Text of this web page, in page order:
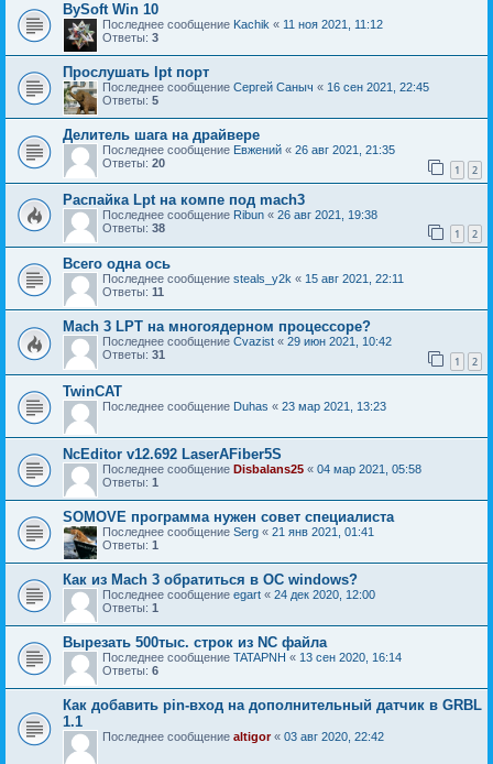
BySoft Win 10
Последнее сообщение Kachik « 11 ноя 2021, 11:12
Ответы: 3
Прослушать lpt порт
Последнее сообщение Сергей Саныч « 16 сен 2021, 22:45
Ответы: 5
Делитель шага на драйвере
Последнее сообщение Евжений « 26 авг 2021, 21:35
Ответы: 20 1 2
Распайка Lpt на компе под mach3
Последнее сообщение Ribun « 26 авг 2021, 19:38
Ответы: 38 1 2
Всего одна ось
Последнее сообщение steals_y2k « 15 авг 2021, 22:11
Ответы: 11
Mach 3 LPT на многоядерном процессоре?
Последнее сообщение Cvazist « 29 июн 2021, 10:42
Ответы: 31 1 2
TwinCAT
Последнее сообщение Duhas « 23 мар 2021, 13:23
NcEditor v12.692 LaserAFiber5S
Последнее сообщение Disbalans25 « 04 мар 2021, 05:58
Ответы: 1
SOMOVE программа нужен совет специалиста
Последнее сообщение Serg « 21 янв 2021, 01:41
Ответы: 1
Как из Mach 3 обратиться в ОС windows?
Последнее сообщение egart « 24 дек 2020, 12:00
Ответы: 1
Вырезать 500тыс. строк из NC файла
Последнее сообщение TATAPNH « 13 сен 2020, 16:14
Ответы: 6
Как добавить pin-вход на дополнительный датчик в GRBL
1.1
Последнее сообщение altigor« 03 авг 2020, 22:42